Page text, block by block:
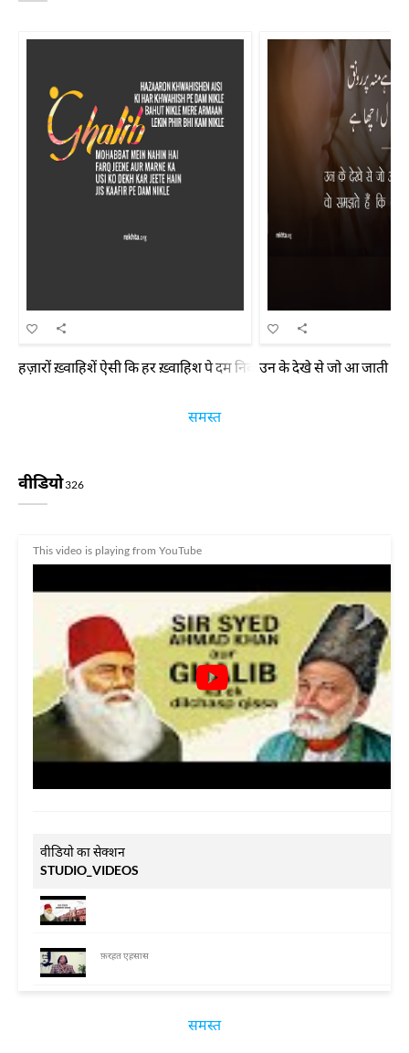
हज़ारों ख़्वाहिशें ऐसी कि हर ख़्वाहिश पे दम निकले बहुत निकले मिरे अरमान
उन के देखे से जो आ जाती है
समस्त
वीडियो326
This video is playing from YouTube
वीडियो का सेक्शन
STUDIO_VIDEOS
फ़रहत एहसास
समस्त